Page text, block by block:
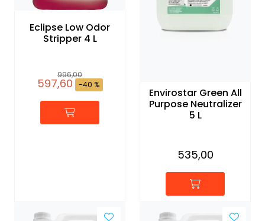
Eclipse Low Odor
Stripper 4 L
996,00
597,60 -40 %
Envirostar Green All
Purpose Neutralizer
5 L
535,00